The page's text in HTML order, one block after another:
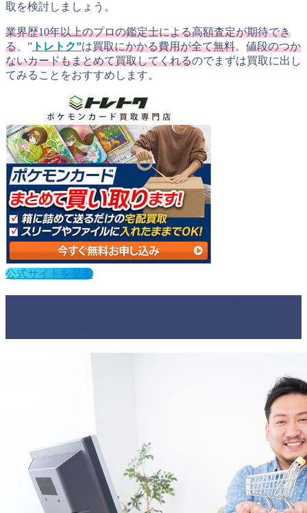
取を検討しましょう。
業界歴10年以上のプロの鑑定士による高額査定が期待でき
る 、” トレトク”は買取にかかる費用が全て無料。 値段のつか
ないカードもまとめて買取してくれるのでまずは買取に出し
てみることをおすすめします。
公式サイトを見る